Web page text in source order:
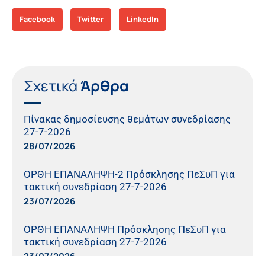
Facebook Twitter LinkedIn
Σχετικά Άρθρα
Πίνακας δημοσίευσης θεμάτων συνεδρίασης
27-7-2026
28/07/2026
ΟΡΘΗ ΕΠΑΝΑΛΗΨΗ-2 Πρόσκλησης ΠεΣυΠ για
τακτική συνεδρίαση 27-7-2026
23/07/2026
ΟΡΘΗ ΕΠΑΝΑΛΗΨΗ Πρόσκλησης ΠεΣυΠ για
τακτική συνεδρίαση 27-7-2026